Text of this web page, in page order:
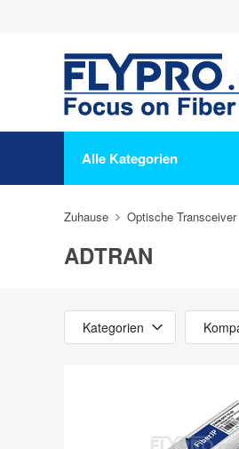
Alle Kategorien
Zuhause Optische Transceiver
ADTRAN
Kategorien